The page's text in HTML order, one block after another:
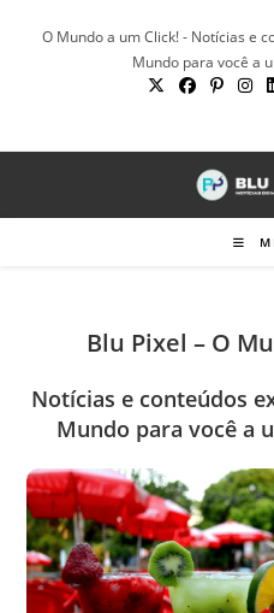
O Mundo a um Click! - Notícias e
Mundo para você a
Blu Pixel – O
Notícias e conteúdos
Mundo para você a